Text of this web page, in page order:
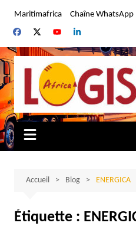
contenu
Maritimafrica Chaîne WhatsApp
Accueil Blog ENERGICA
Étiquette :